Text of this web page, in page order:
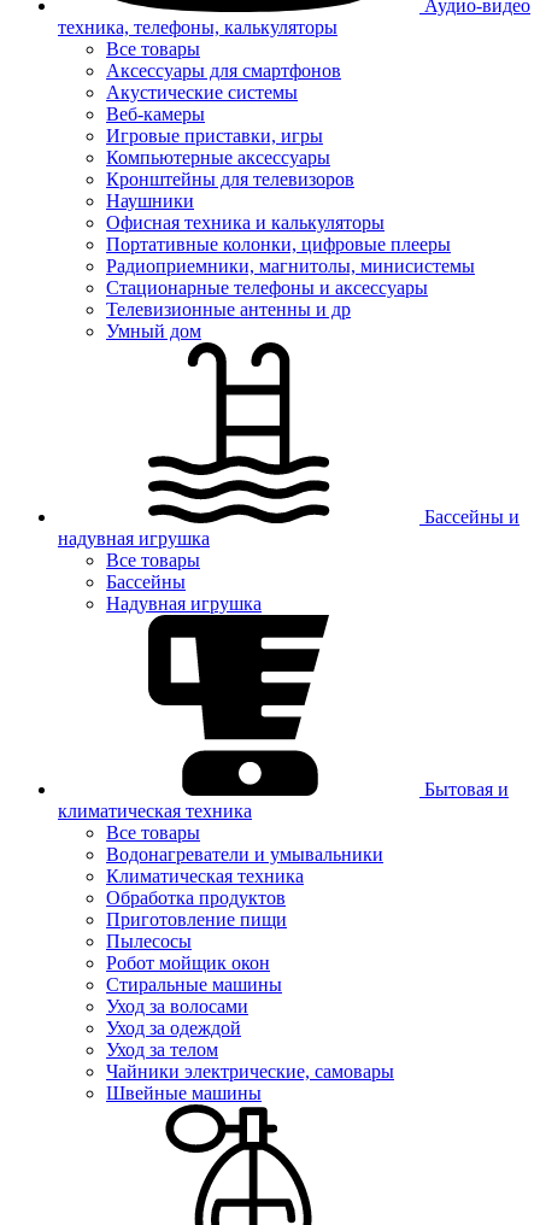
Аудио-видео
техника, телефоны, калькуляторы
Все товары
Аксессуары для смартфонов
Акустические системы
Веб-камеры
Игровые приставки, игры
Компьютерные аксессуары
Кронштейны для телевизоров
Наушники
Офисная техника и калькуляторы
Портативные колонки, цифровые плееры
Радиоприемники, магнитолы, минисистемы
Стационарные телефоны и аксессуары
Телевизионные антенны и др
Умный дом
Бассейны и
надувная игрушка
Все товары
Бассейны
Надувная игрушка
Бытовая и
климатическая техника
Все товары
Водонагреватели и умывальники
Климатическая техника
Обработка продуктов
Приготовление пищи
Пылесосы
Робот мойщик окон
Стиральные машины
Уход за волосами
Уход за одеждой
Уход за телом
Чайники электрические, самовары
Швейные машины